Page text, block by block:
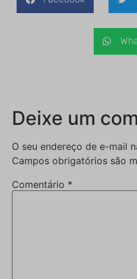
Deixe um
O seu endereço de e-mail
Campos obrigatórios são
Comentário *